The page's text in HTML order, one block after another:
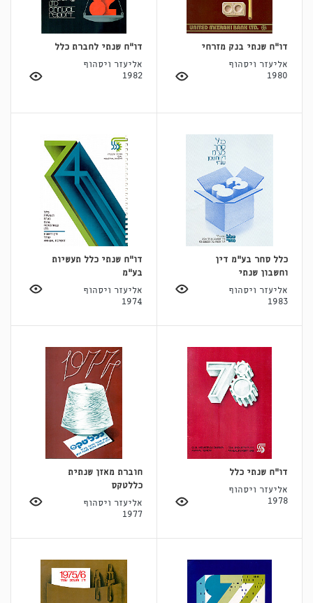
דו"ח שנתי בנק מזרחי
אליעזר ויסהוף
1980
דו"ח שנתי לחברת כלל
אליעזר ויסהוף
1982
כלל סחר בע"מ דין
וחשבון שנתי
אליעזר ויסהוף
1983
דו"ח שנתי כלל תעשיות
בע"מ
אליעזר ויסהוף
1974
דו"ח שנתי כלל
אליעזר ויסהוף
1978
חוברת מאזן שנתית
כללטקס
אליעזר ויסהוף
1977